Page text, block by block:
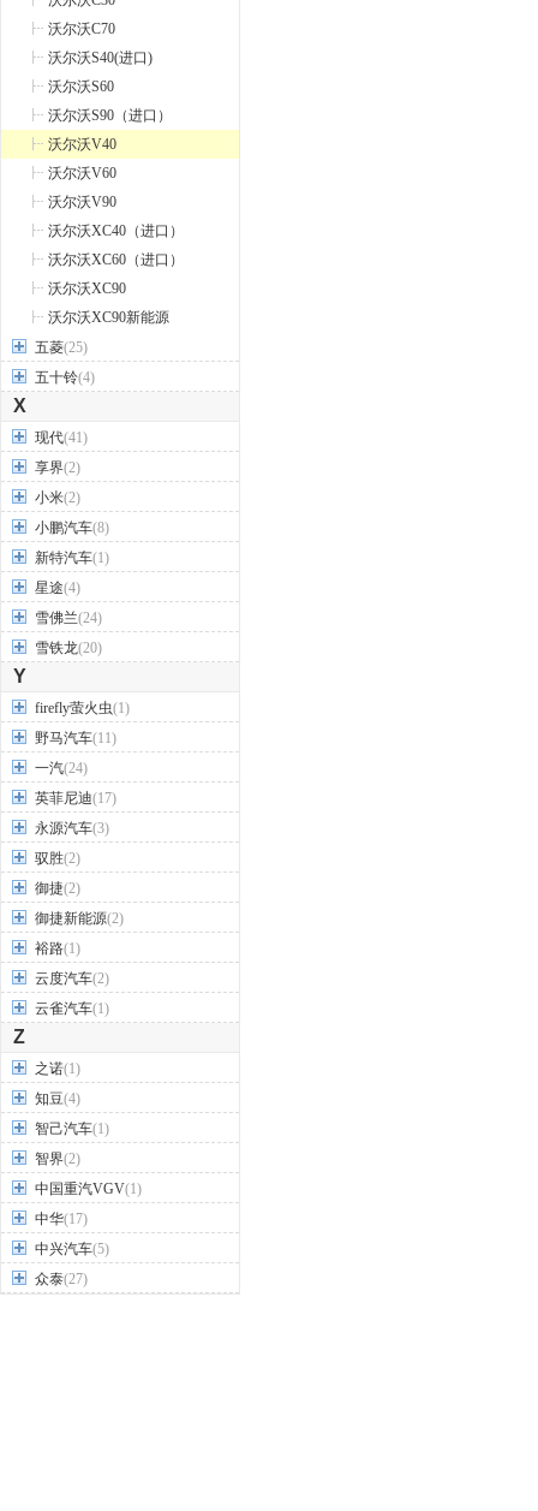
沃尔沃C70
沃尔沃S40(进口)
沃尔沃S60
沃尔沃S90（进口）
沃尔沃V40
沃尔沃V60
沃尔沃V90
沃尔沃XC40（进口）
沃尔沃XC60（进口）
沃尔沃XC90
沃尔沃XC90新能源
五菱(25)
五十铃(4)
X
现代(41)
享界(2)
小米(2)
小鹏汽车(8)
新特汽车(1)
星途(4)
雪佛兰(24)
雪铁龙(20)
Y
firefly萤火虫(1)
野马汽车(11)
一汽(24)
英菲尼迪(17)
永源汽车(3)
驭胜(2)
御捷(2)
御捷新能源(2)
裕路(1)
云度汽车(2)
云雀汽车(1)
Z
之诺(1)
知豆(4)
智己汽车(1)
智界(2)
中国重汽VGV(1)
中华(17)
中兴汽车(5)
众泰(27)